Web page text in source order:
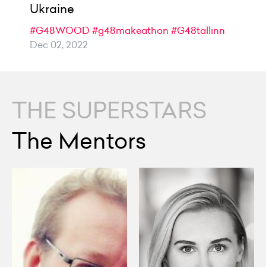
Ukraine
#G48WOOD #g48makeathon #G48tallinn
Dec 02, 2022
THE SUPERSTARS
The Mentors